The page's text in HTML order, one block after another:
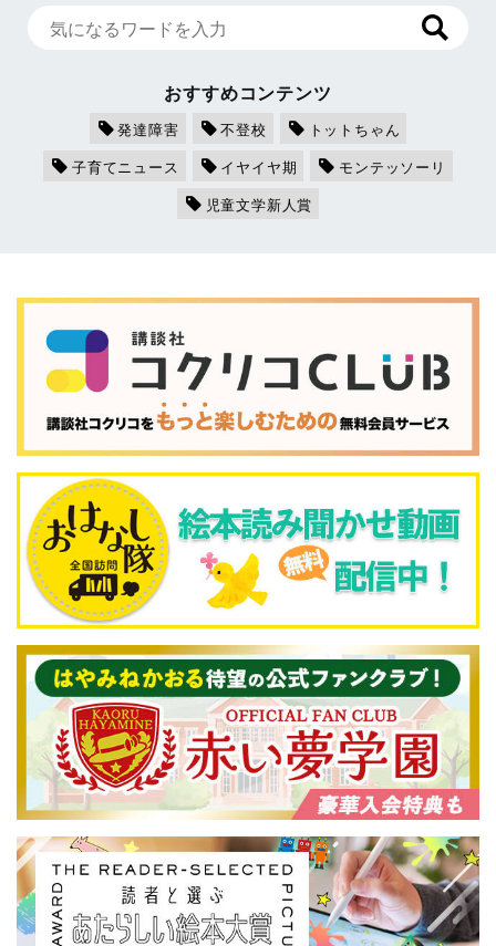
おすすめコンテンツ
発達障害 不登校
トットちゃん
子育てニュース
イヤイヤ期
モンテッソーリ
児童文学新人賞